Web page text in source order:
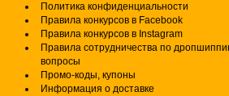
Политика конфиденциальности
Правила конкурсов в Facebook
Правила конкурсов в Instagram
Правила сотрудничества по
вопросы
Промо-коды, купоны
Информация о доставке